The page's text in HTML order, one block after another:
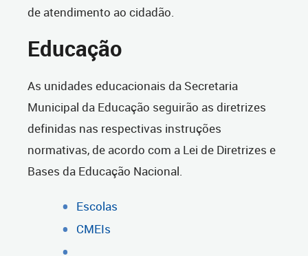
de atendimento ao cidadão.
Educação
As unidades educacionais da Secretaria
Municipal da Educação seguirão as diretrizes
definidas nas respectivas instruções
normativas, de acordo com a Lei de Diretrizes e
Bases da Educação Nacional.
Escolas
CMEIs